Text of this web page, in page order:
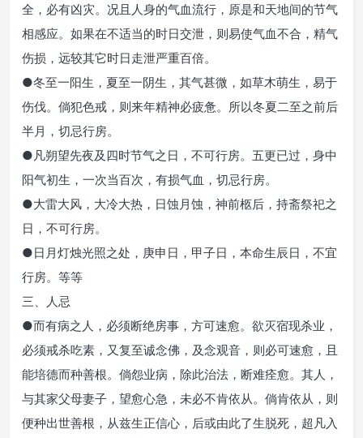
全，必有凶灾。况且人身的气血流行，原是和天地间的节气
相感应。如果在不适当的时日交泄，则易使气血不合，精气
伤损，远较其它时日走泄严重百倍。
●冬至一阳生，夏至一阴生，其气甚微，如草木萌生，易于
伤伐。倘犯色戒，则来年精神必疲惫。所以冬夏二至之前后
半月，切忌行房。
●凡朔望先夜及四时节气之日，不可行房。五更已过，身中
阳气初生，一次当百次，有损气血，切忌行房。
●大雷大风，大冷大热，日蚀月蚀，神前柩后，持斋祭祀之
日，不可行房。
●日月灯烛光照之处，庚申日，甲子日，本命生辰日，不宜
行房。等等
三、人忌
●而有病之人，必须断绝房事，方可速愈。欲灭宿现杀业，
必须戒杀吃素，又复至诚念佛，及念观音，则必可速愈，且
能培德而种善根。倘怨业病，除此治法，断难痊愈。其人，
与其家父母妻子，望愈心急，未必不肯依从。倘肯依从，则
便种出世善根，从兹生正信心，后或由此了生脱死，超凡入